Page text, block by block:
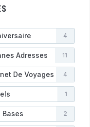
4
Adresses 11
De Voyages 4
1
Bases 2